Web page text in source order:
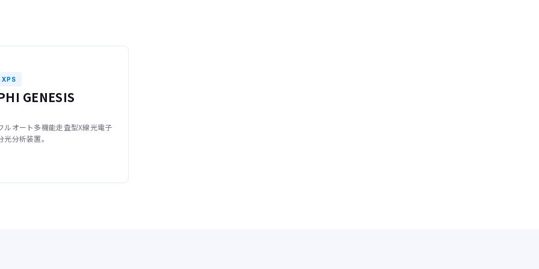
XPS
GENESIS
ルオート多機能走査型X線光電子
光分析装置。